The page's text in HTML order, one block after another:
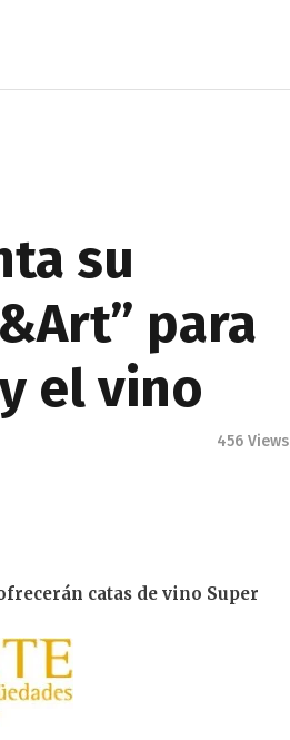
su
para
el vino
456 Views
catas de vino Super